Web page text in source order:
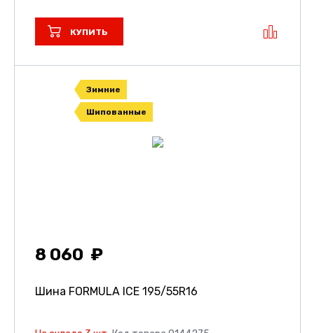
КУПИТЬ
Зимние
Шипованные
8 060
Шина FORMULA ICE 195/55R16